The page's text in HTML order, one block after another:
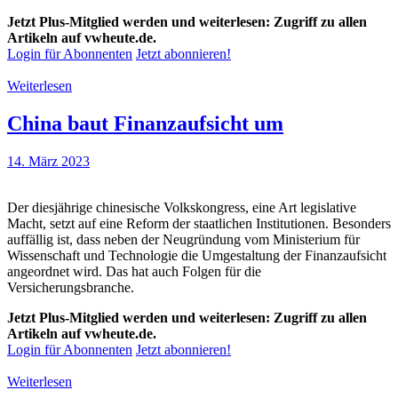
Jetzt Plus-Mitglied werden und weiterlesen: Zugriff zu allen
Artikeln auf vwheute.de.
Login für Abonnenten Jetzt abonnieren!
Weiterlesen
China baut Finanzaufsicht um
14. März 2023
Der diesjährige chinesische Volkskongress, eine Art legislative
Macht, setzt auf eine Reform der staatlichen Institutionen. Besonders
auffällig ist, dass neben der Neugründung vom Ministerium für
Wissenschaft und Technologie die Umgestaltung der Finanzaufsicht
angeordnet wird. Das hat auch Folgen für die
Versicherungsbranche.
Jetzt Plus-Mitglied werden und weiterlesen: Zugriff zu allen
Artikeln auf vwheute.de.
Login für Abonnenten Jetzt abonnieren!
Weiterlesen